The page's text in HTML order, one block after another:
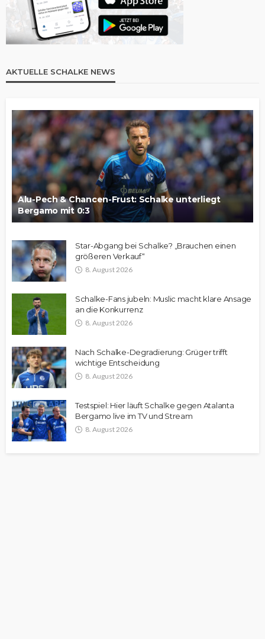
AKTUELLE SCHALKE NEWS
Alu-Pech & Chancen-Frust: Schalke unterliegt
Bergamo mit 0:3
Star-Abgang bei Schalke? „Brauchen einen
größeren Verkauf“
8. August 2026
Schalke-Fans jubeln: Muslic macht klare Ansage
an die Konkurrenz
8. August 2026
Nach Schalke-Degradierung: Grüger trifft
wichtige Entscheidung
8. August 2026
Testspiel: Hier läuft Schalke gegen Atalanta
Bergamo live im TV und Stream
8. August 2026